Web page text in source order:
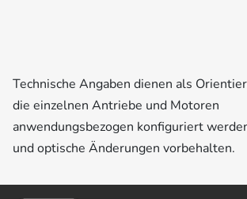
Technische Angaben dienen als
die einzelnen Antriebe und Motoren
anwendungsbezogen konfiguriert
und optische Änderungen vorbehalten.